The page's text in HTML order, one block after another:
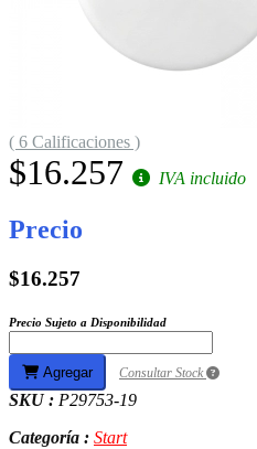
( 6 Calificaciones )
$16.257 IVA incluido
Precio
$16.257
Precio Sujeto a Disponibilidad
Agregar Consultar Stock
SKU : P29753-19
Categoría : Start